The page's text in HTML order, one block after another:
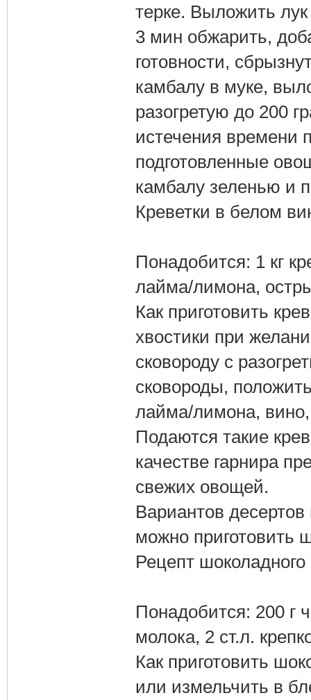
терке. Выложить
3 мин обжарить,
готовности,
камбалу в муке,
разогретую до 200
истечения времени
подготовленные
камбалу зеленью и
Креветки в белом
Понадобится: 1 кг
лайма/лимона,
Как приготовить
хвостики при
сковороду с
сковороды,
лайма/лимона,
Подаются такие
качестве гарнира
свежих овощей.
Вариантов
можно приготовить
Рецепт шоколадного
Понадобится: 200 г
молока, 2 ст.л.
Как приготовить
или измельчить в